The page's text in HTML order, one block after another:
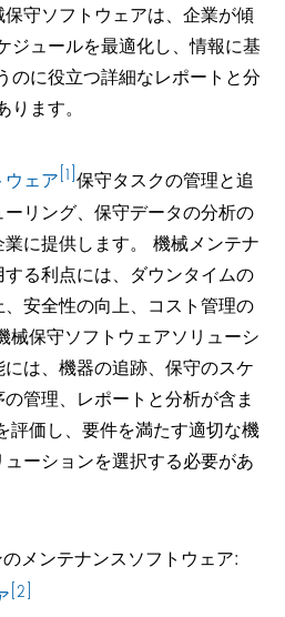
守ソフトウェアは、企業が傾
ジュールを最適化し、情報に基
のに役立つ詳細なレポートと分
ます。
ェア[1]保守タスクの管理と追
リング、保守データの分析の
に提供します。 機械メンテナ
る利点には、ダウンタイムの
安全性の向上、コスト管理の
械保守ソフトウェアソリューシ
は、機器の追跡、保守のスケ
管理、レポートと分析が含ま
評価し、要件を満たす適切な機
ーションを選択する必要があ
メンテナンスソフトウェア:
[2]